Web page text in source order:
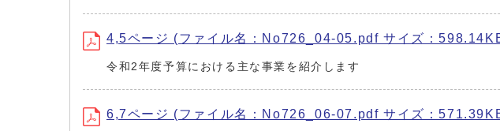
4,5ページ (ファイル名：No726_04-05.pdf サイズ：
令和2年度予算における主な事業を紹介します
6,7ページ (ファイル名：No726_06-07.pdf サイズ：